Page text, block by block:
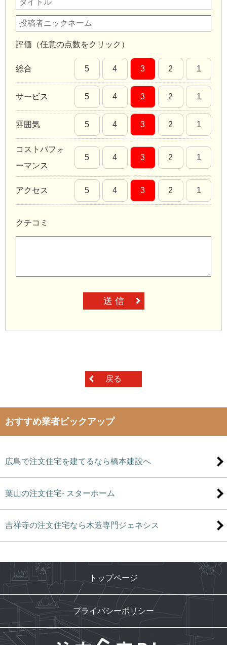
評価（任意の点数をクリック）
総合 5 4 3 2 1
サービス 5 4 3 2 1
雰囲気 5 4 3 2 1
コストパフォ
ーマンス
5 4 3 2 1
アクセス 5 4 3 2 1
クチコミ
送 信
戻る
おすすめ業者ピックアップ
広島で注文住宅を建てるなら橋本建設へ
葉山の注文住宅- スターホーム
吉祥寺の注文住宅なら木造専門ジェネシス
トップページ
プライバシーポリシー